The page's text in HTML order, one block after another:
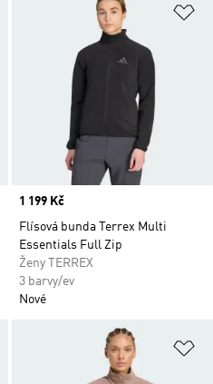
Přidat do seznamu přání
Price
1 199 Kč
Flísová bunda Terrex Multi
Essentials Full Zip
Ženy TERREX
3 barvy/ev
Nové
Přidat do seznamu přání